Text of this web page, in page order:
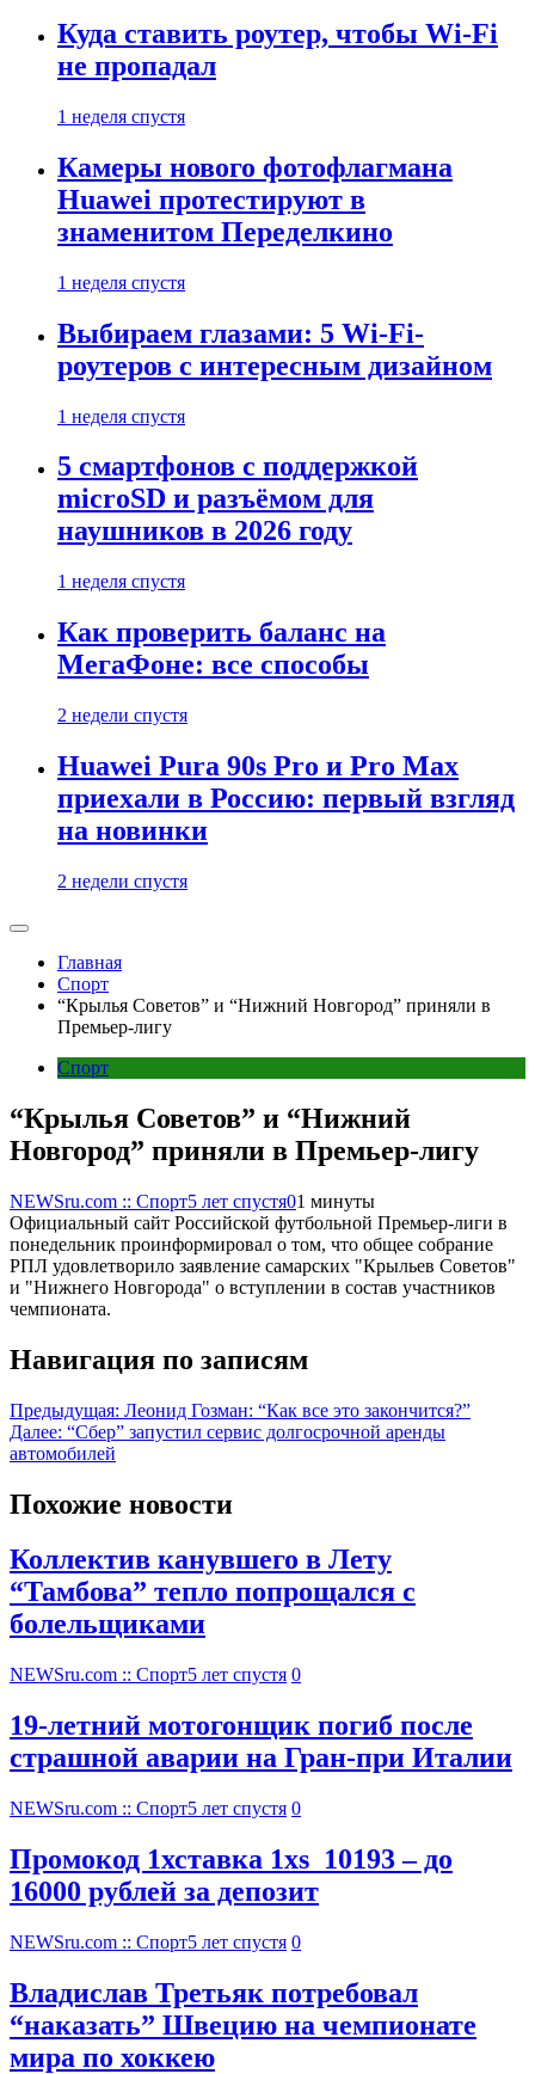
Куда ставить роутер, чтобы Wi-Fi
не пропадал
1 неделя спустя
Камеры нового фотофлагмана
Huawei протестируют в
знаменитом Переделкино
1 неделя спустя
Выбираем глазами: 5 Wi-Fi-
роутеров с интересным дизайном
1 неделя спустя
5 смартфонов с поддержкой
microSD и разъёмом для
наушников в 2026 году
1 неделя спустя
Как проверить баланс на
МегаФоне: все способы
2 недели спустя
Huawei Pura 90s Pro и Pro Max
приехали в Россию: первый взгляд
на новинки
2 недели спустя
Главная
Спорт
“Крылья Советов” и “Нижний Новгород” приняли в
Премьер-лигу
Спорт
“Крылья Советов” и “Нижний
Новгород” приняли в Премьер-лигу
NEWSru.com :: Спорт5 лет спустя01 минуты
Официальный сайт Российской футбольной Премьер-лиги в
понедельник проинформировал о том, что общее собрание
РПЛ удовлетворило заявление самарских "Крыльев Советов"
и "Нижнего Новгорода" о вступлении в состав участников
чемпионата.
Навигация по записям
Предыдущая: Леонид Гозман: “Как все это закончится?”
Далее: “Сбер” запустил сервис долгосрочной аренды
автомобилей
Похожие новости
Коллектив канувшего в Лету
“Тамбова” тепло попрощался с
болельщиками
NEWSru.com :: Спорт5 лет спустя 0
19-летний мотогонщик погиб после
страшной аварии на Гран-при Италии
NEWSru.com :: Спорт5 лет спустя 0
Промокод 1хставка 1xs_10193 – до
16000 рублей за депозит
NEWSru.com :: Спорт5 лет спустя 0
Владислав Третьяк потребовал
“наказать” Швецию на чемпионате
мира по хоккею